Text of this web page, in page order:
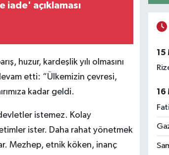
açıklaması
huzur, kardeşlik yılı olmasını
etti: “Ülkemizin çevresi,
kadar geldi.
istemez. Kolay
ister. Daha rahat yönetmek
Mezhep, etnik köken, inanç
15
16